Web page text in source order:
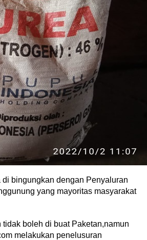
bingungkan dengan Penyaluran
yang mayoritas masyarakat
boleh di buat Paketan,namun
melakukan penelusuran